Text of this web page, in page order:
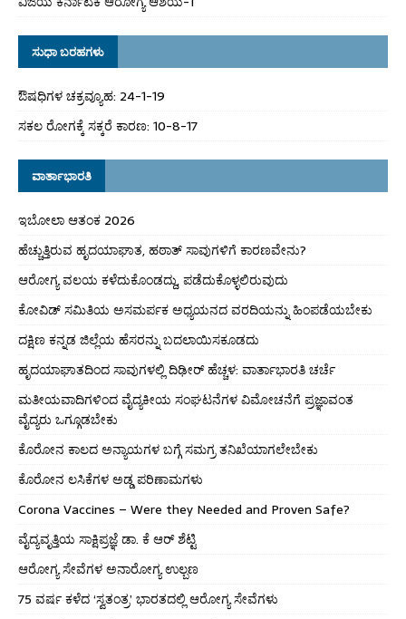
ಸುಧಾ ಬರಹಗಳು
ಔಷಧಿಗಳ ಚಕ್ರವ್ಯೂಹ: 24-1-19
ಸಕಲ ರೋಗಕ್ಕೆ ಸಕ್ಕರೆ ಕಾರಣ: 10-8-17
ವಾರ್ತಾಭಾರತಿ
ಇಬೋಲಾ ಆತಂಕ 2026
ಹೆಚ್ಚುತ್ತಿರುವ ಹೃದಯಾಘಾತ, ಹಠಾತ್ ಸಾವುಗಳಿಗೆ ಕಾರಣವೇನು?
ಆರೋಗ್ಯ ವಲಯ ಕಳೆದುಕೊಂಡದ್ದು, ಪಡೆದುಕೊಳ್ಳಲಿರುವುದು
ಕೋವಿಡ್ ಸಮಿತಿಯ ಅಸಮರ್ಪಕ ಅಧ್ಯಯನದ ವರದಿಯನ್ನು ಹಿಂಪಡೆಯಬೇಕು
ದಕ್ಷಿಣ ಕನ್ನಡ ಜಿಲ್ಲೆಯ ಹೆಸರನ್ನು ಬದಲಾಯಿಸಕೂಡದು
ಹೃದಯಾಘಾತದಿಂದ ಸಾವುಗಳಲ್ಲಿ ದಿಢೀರ್ ಹೆಚ್ಚಳ: ವಾರ್ತಾಭಾರತಿ ಚರ್ಚೆ
ಮತೀಯವಾದಿಗಳಿಂದ ವೈದ್ಯಕೀಯ ಸಂಘಟನೆಗಳ ವಿಮೋಚನೆಗೆ ಪ್ರಜ್ಞಾವಂತ
ವೈದ್ಯರು ಒಗ್ಗೂಡಬೇಕು
ಕೊರೋನ ಕಾಲದ ಅನ್ಯಾಯಗಳ ಬಗ್ಗೆ ಸಮಗ್ರ ತನಿಖೆಯಾಗಲೇಬೇಕು
ಕೊರೋನ ಲಸಿಕೆಗಳ ಅಡ್ಡ ಪರಿಣಾಮಗಳು
Corona Vaccines – Were they Needed and Proven Safe?
ವೈದ್ಯವೃತ್ತಿಯ ಸಾಕ್ಷಿಪ್ರಜ್ಞೆ ಡಾ. ಕೆ ಆರ್ ಶೆಟ್ಟಿ
ಆರೋಗ್ಯ ಸೇವೆಗಳ ಅನಾರೋಗ್ಯ ಉಲ್ಬಣ
75 ವರ್ಷ ಕಳೆದ ‘ಸ್ವತಂತ್ರ’ ಭಾರತದಲ್ಲಿ ಆರೋಗ್ಯ ಸೇವೆಗಳು